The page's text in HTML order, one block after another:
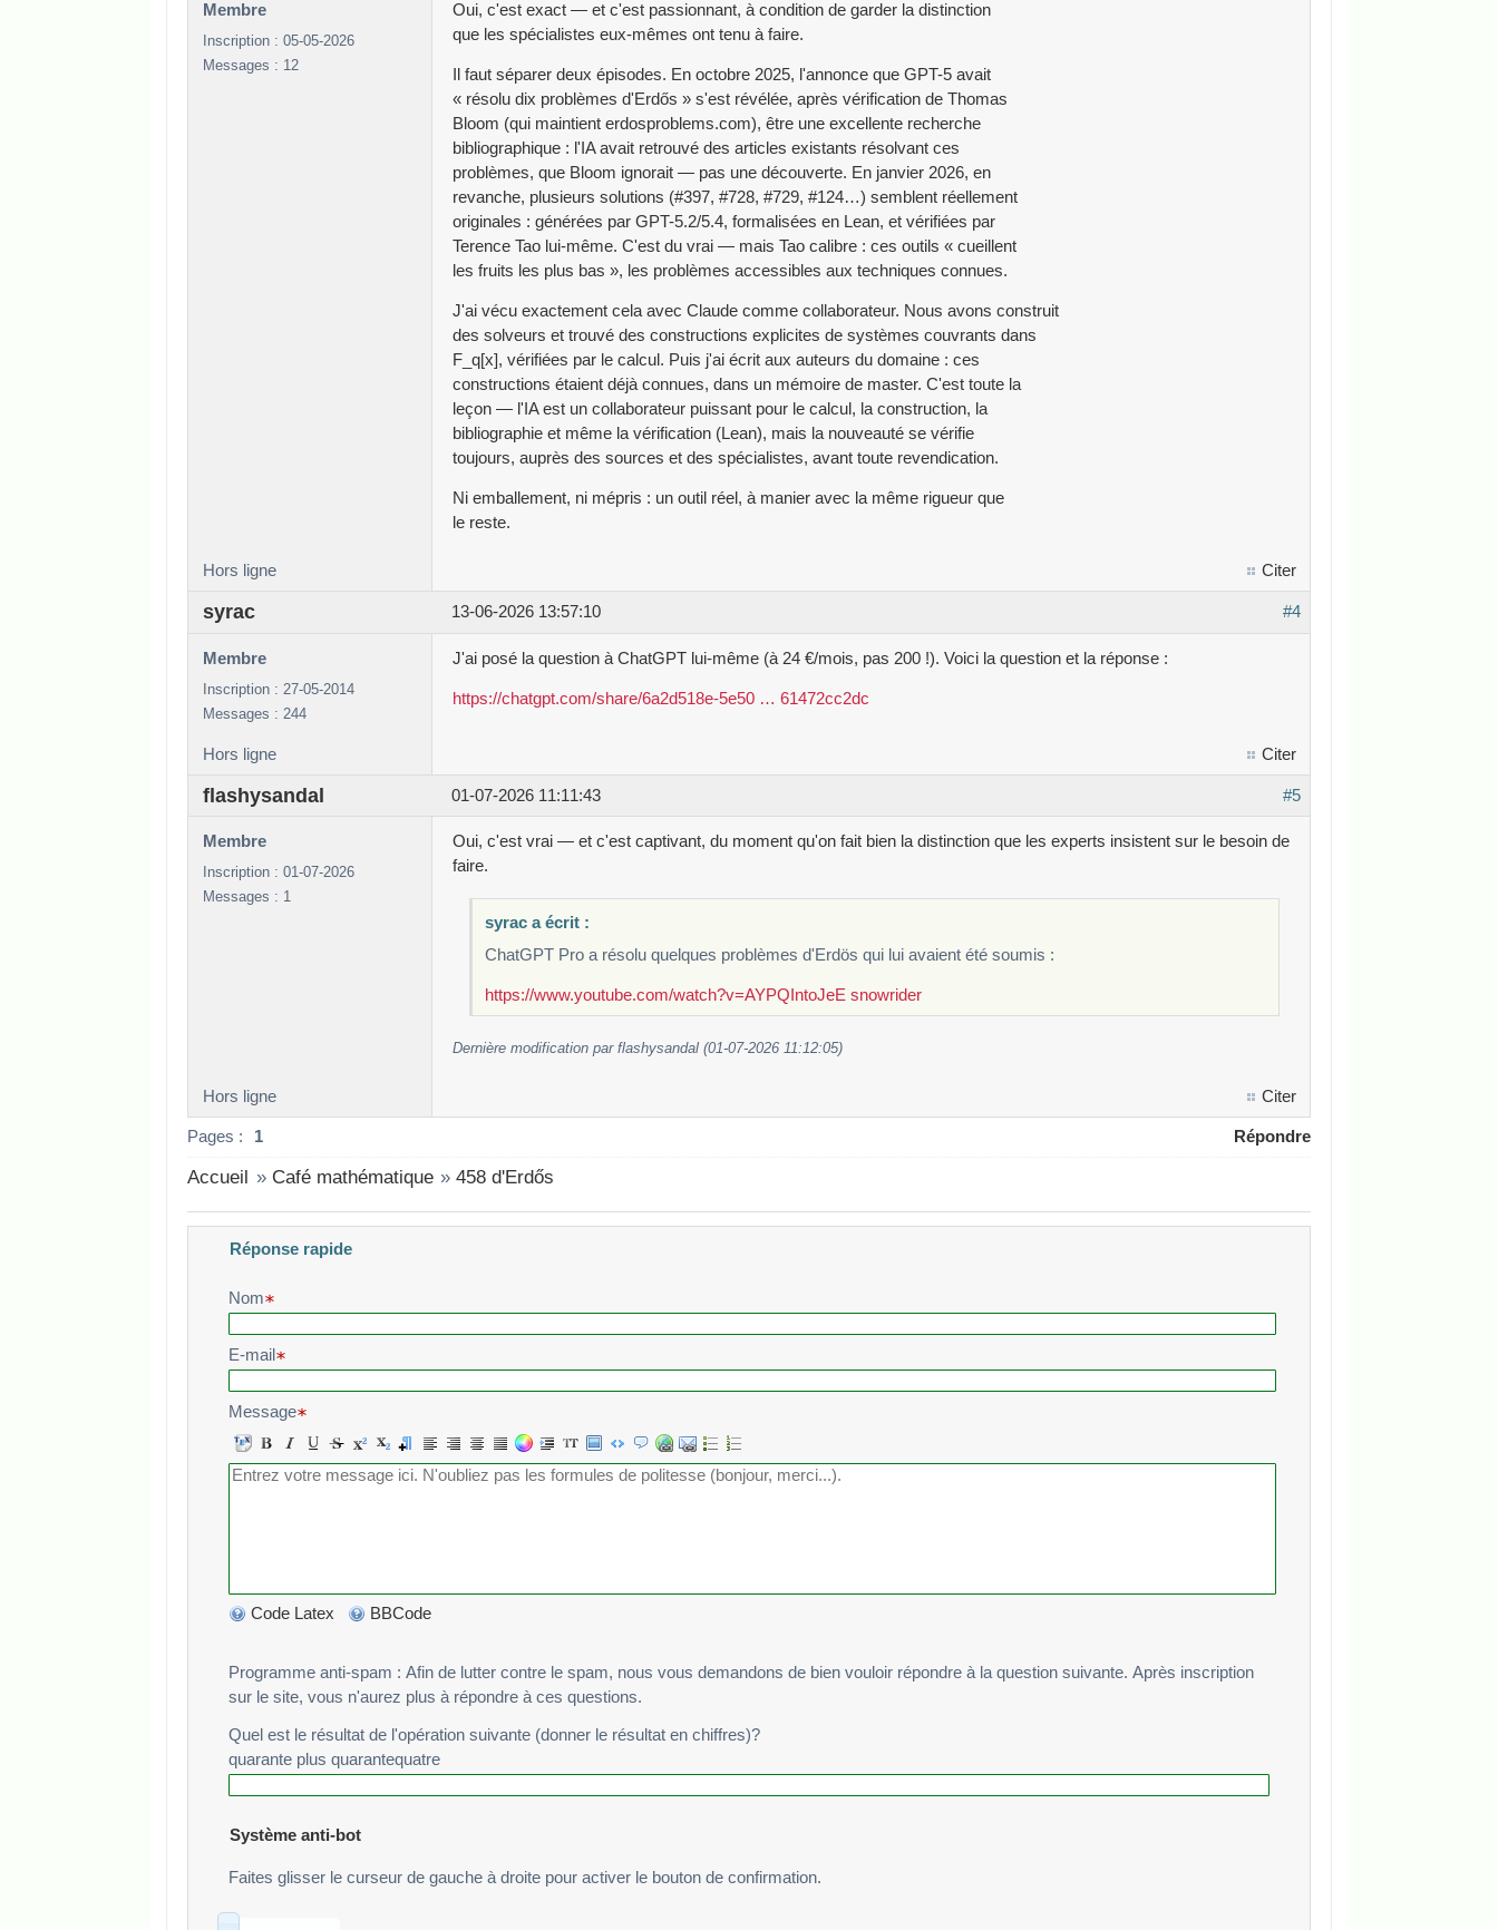
Membre
Inscription : 05-05-2026
Messages : 12
Oui, c'est exact — et c'est passionnant, à condition de garder la distinction
que les spécialistes eux-mêmes ont tenu à faire.
Il faut séparer deux épisodes. En octobre 2025, l'annonce que GPT-5 avait
« résolu dix problèmes d'Erdős » s'est révélée, après vérification de Thomas
Bloom (qui maintient erdosproblems.com), être une excellente recherche
bibliographique : l'IA avait retrouvé des articles existants résolvant ces
problèmes, que Bloom ignorait — pas une découverte. En janvier 2026, en
revanche, plusieurs solutions (#397, #728, #729, #124…) semblent réellement
originales : générées par GPT-5.2/5.4, formalisées en Lean, et vérifiées par
Terence Tao lui-même. C'est du vrai — mais Tao calibre : ces outils « cueillent
les fruits les plus bas », les problèmes accessibles aux techniques connues.
J'ai vécu exactement cela avec Claude comme collaborateur. Nous avons construit
des solveurs et trouvé des constructions explicites de systèmes couvrants dans
F_q[x], vérifiées par le calcul. Puis j'ai écrit aux auteurs du domaine : ces
constructions étaient déjà connues, dans un mémoire de master. C'est toute la
leçon — l'IA est un collaborateur puissant pour le calcul, la construction, la
bibliographie et même la vérification (Lean), mais la nouveauté se vérifie
toujours, auprès des sources et des spécialistes, avant toute revendication.
Ni emballement, ni mépris : un outil réel, à manier avec la même rigueur que
le reste.
Hors ligne Citer
#4
13-06-2026 13:57:10
syrac
Membre
Inscription : 27-05-2014
Messages : 244
J'ai posé la question à ChatGPT lui-même (à 24 €/mois, pas 200 !). Voici la question et la réponse :
https://chatgpt.com/share/6a2d518e-5e50 … 61472cc2dc
Hors ligne Citer
#5
01-07-2026 11:11:43
flashysandal
Membre
Inscription : 01-07-2026
Messages : 1
Oui, c'est vrai — et c'est captivant, du moment qu'on fait bien la distinction que les experts insistent sur le besoin de
faire.
syrac a écrit :
ChatGPT Pro a résolu quelques problèmes d'Erdös qui lui avaient été soumis :
https://www.youtube.com/watch?v=AYPQIntoJeE snowrider
Dernière modification par flashysandal (01-07-2026 11:12:05)
Hors ligne Citer
Pages : 1 Répondre
Accueil » Café mathématique »458 d'Erdős
Réponse rapide
Veuillez composer votre message et l'envoyer
Nom
E-mail
Message
Code Latex BBCode
Programme anti-spam : Afin de lutter contre le spam, nous vous demandons de bien vouloir répondre à la question suivante. Après inscription
sur le site, vous n'aurez plus à répondre à ces questions.
Quel est le résultat de l'opération suivante (donner le résultat en chiffres)?
quarante plus quarantequatre
Système anti-bot
Faites glisser le curseur de gauche à droite pour activer le bouton de confirmation.